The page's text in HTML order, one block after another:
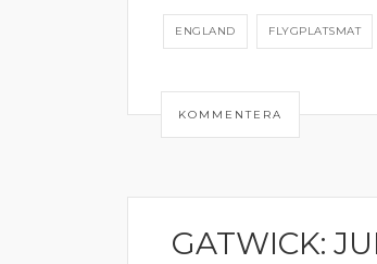
ENGLAND FLYGPLATSMAT
KOMMENTERA
ENGLAND
GATWICK: